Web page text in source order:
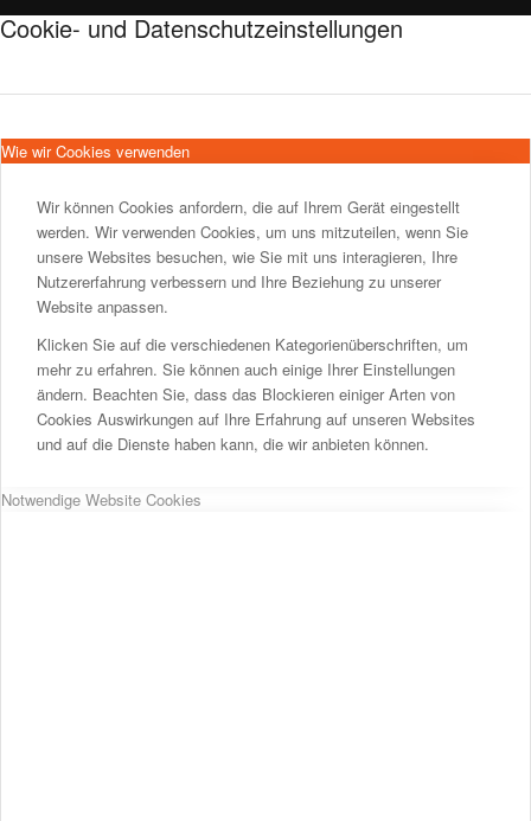
Cookie- und Datenschutzeinstellungen
Wie wir Cookies verwenden
Wir können Cookies anfordern, die auf Ihrem Gerät eingestellt
werden. Wir verwenden Cookies, um uns mitzuteilen, wenn Sie
unsere Websites besuchen, wie Sie mit uns interagieren, Ihre
Nutzererfahrung verbessern und Ihre Beziehung zu unserer
Website anpassen.
Klicken Sie auf die verschiedenen Kategorienüberschriften, um
mehr zu erfahren. Sie können auch einige Ihrer Einstellungen
ändern. Beachten Sie, dass das Blockieren einiger Arten von
Cookies Auswirkungen auf Ihre Erfahrung auf unseren Websites
und auf die Dienste haben kann, die wir anbieten können.
Notwendige Website Cookies